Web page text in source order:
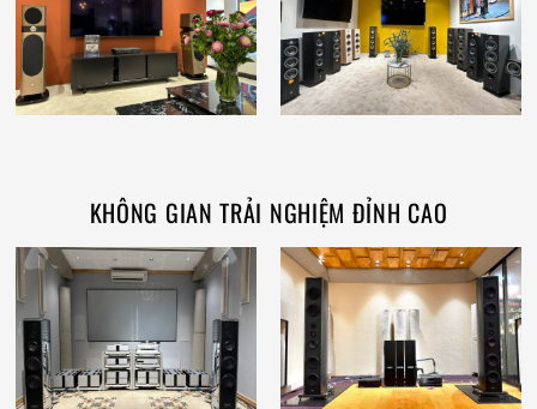
KHÔNG GIAN TRẢI NGHIỆM ĐỈNH CAO